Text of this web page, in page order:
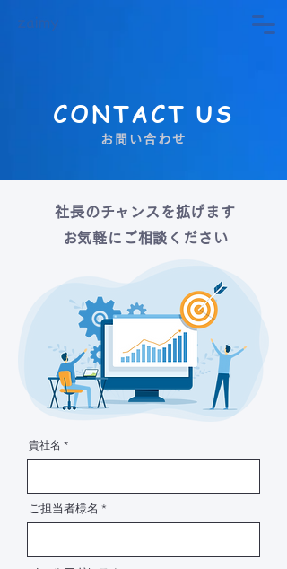
CONTACT US
お問い合わせ
社長のチャンスを拡げます
お気軽にご相談ください
貴社名
ご担当者様名